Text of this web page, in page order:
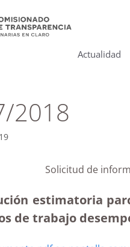
Actualidad
2018
Solicitud de
estimatoria
de trabajo